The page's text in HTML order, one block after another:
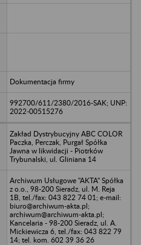
Dokumentacja firmy
992700/611/2380/2016-SAK; UNP:
2022-00515276
Zakład Dystrybucyjny ABC COLOR
Paczka, Perczak, Purgał Spółka
Jawna w likwidacji - Piotrków
Trybunalski, ul. Gliniana 14
Archiwum Usługowe "AKTA" Spółka
z o.o., 98-200 Sieradz, ul. M. Reja
1B, tel./fax: 043 822 74 01; e-mail:
biuro@archiwum-akta.pl;
archiwum@archiwum-akta.pl;
Kancelaria - 98-200 Sieradz, ul. A.
Mickiewicza 6, tel./fax: 043 822 79
14; tel. kom. 602 39 36 26